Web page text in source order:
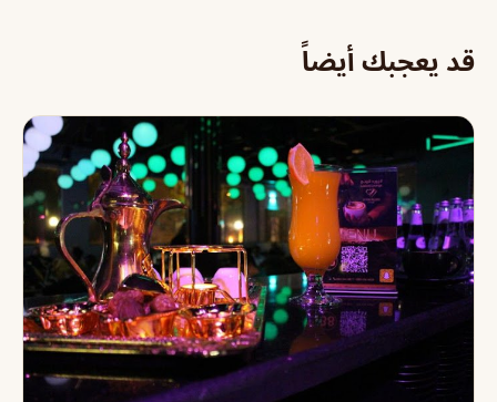
قد يعجبك أيضاً